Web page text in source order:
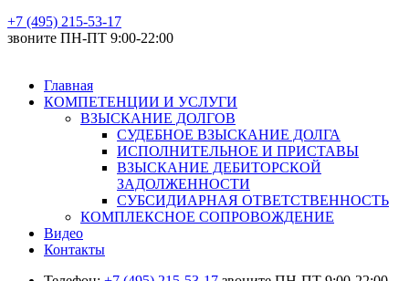
+7 (495) 215-53-17
звоните ПН-ПТ 9:00-22:00
Главная
КОМПЕТЕНЦИИ И УСЛУГИ
ВЗЫСКАНИЕ ДОЛГОВ
СУДЕБНОЕ ВЗЫСКАНИЕ ДОЛГА
ИСПОЛНИТЕЛЬНОЕ И ПРИСТАВЫ
ВЗЫСКАНИЕ ДЕБИТОРСКОЙ
ЗАДОЛЖЕННОСТИ
СУБСИДИАРНАЯ ОТВЕТСТВЕННОСТЬ
КОМПЛЕКСНОЕ СОПРОВОЖДЕНИЕ
Видео
Контакты